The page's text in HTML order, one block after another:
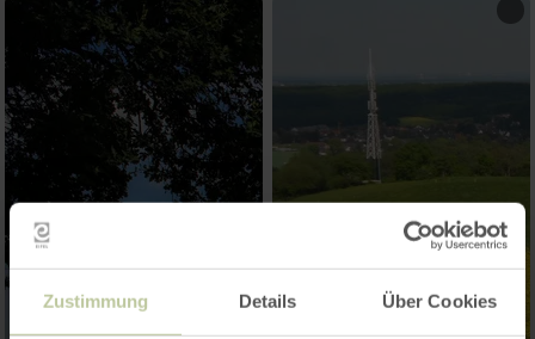
Zustimmung Details Über Cookies